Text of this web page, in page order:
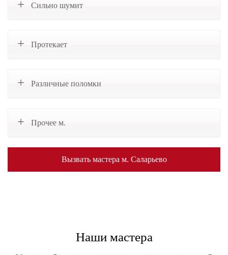
Сильно шумит
Протекает
Различные поломки
Прочее м.
Вызвать мастера м. Саларьево
Наши мастера